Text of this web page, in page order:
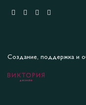
Создание, поддержка и